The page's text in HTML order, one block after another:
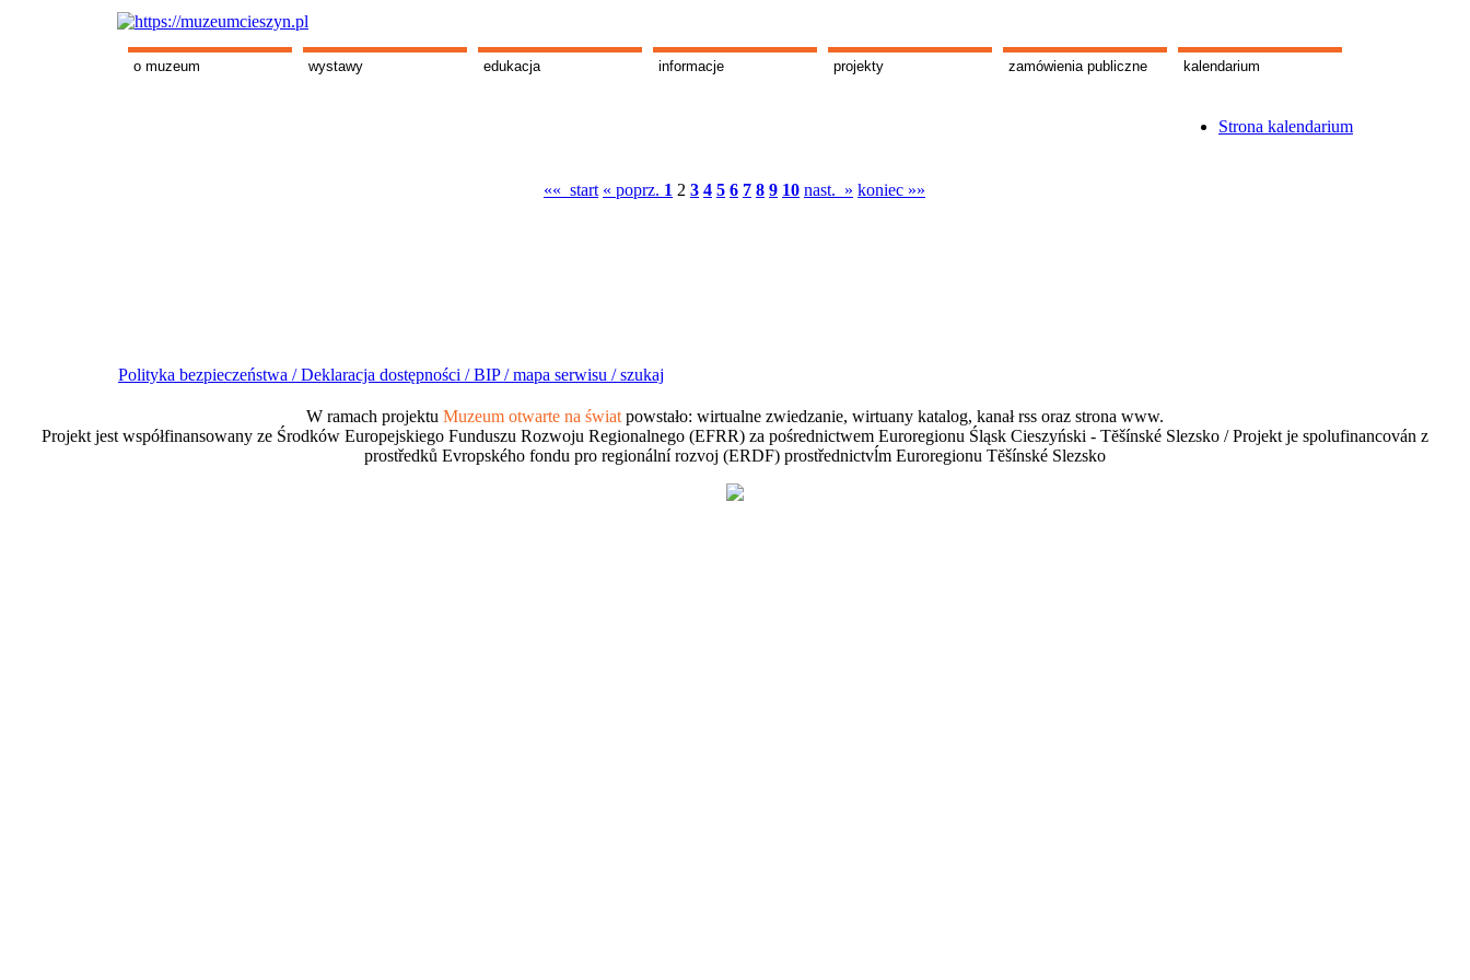
o muzeum wystawy edukacja informacje projekty zamówienia publiczne kalendarium
Strona kalendarium
«« start « poprz. 1 2 3 4 5 6 7 8 9 10 nast. » koniec »»
Polityka bezpieczeństwa /Deklaracja dostępności /BIP /mapa serwisu /szukaj
W ramach projektu Muzeum otwarte na świat powstało: wirtualne zwiedzanie, wirtuany katalog, kanał rss oraz strona www.
Projekt jest współfinansowany ze Środków Europejskiego Funduszu Rozwoju Regionalnego (EFRR) za pośrednictwem Euroregionu Śląsk Cieszyński - Tĕšínské Slezsko / Projekt je spolufinancován z
prostředků Evropského fondu pro regionální rozvoj (ERDF) prostřednictvĺm Euroregionu Tĕšínské Slezsko